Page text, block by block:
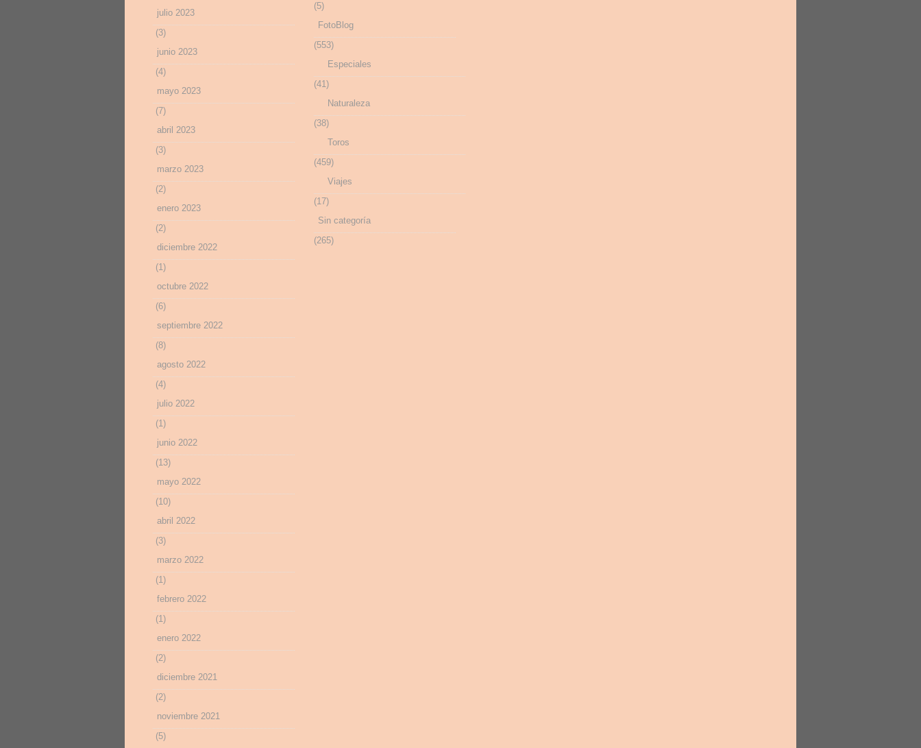
julio 2023
(3)
junio 2023
(4)
mayo 2023
(7)
abril 2023
(3)
marzo 2023
(2)
enero 2023
(2)
diciembre 2022
(1)
octubre 2022
(6)
septiembre 2022
(8)
agosto 2022
(4)
julio 2022
(1)
junio 2022
(13)
mayo 2022
(10)
abril 2022
(3)
marzo 2022
(1)
febrero 2022
(1)
enero 2022
(2)
diciembre 2021
(2)
noviembre 2021
(5)
(5)
FotoBlog
(553)
Especiales
(41)
Naturaleza
(38)
Toros
(459)
Viajes
(17)
Sin categoría
(265)